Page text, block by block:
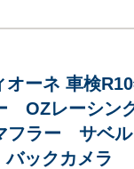
オーネ 車検
OZレーシン
フラー サベ
ックカメラ